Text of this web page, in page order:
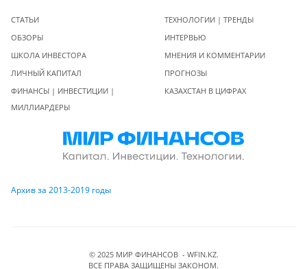
СТАТЬИ
ОБЗОРЫ
ШКОЛА ИНВЕСТОРА
ЛИЧНЫЙ КАПИТАЛ
ФИНАНСЫ | ИНВЕСТИЦИИ |
МИЛЛИАРДЕРЫ
ТЕХНОЛОГИИ | ТРЕНДЫ
ИНТЕРВЬЮ
МНЕНИЯ И КОММЕНТАРИИ
ПРОГНОЗЫ
КАЗАХСТАН В ЦИФРАХ
Архив за 2013-2019 годы
© 2025 МИР ФИНАНСОВ - WFIN.KZ.
ВСЕ ПРАВА ЗАЩИЩЕНЫ ЗАКОНОМ.